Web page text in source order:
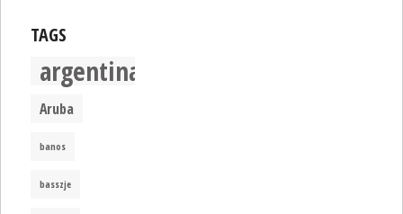
TAGS
argentina
Aruba
banos
basszje